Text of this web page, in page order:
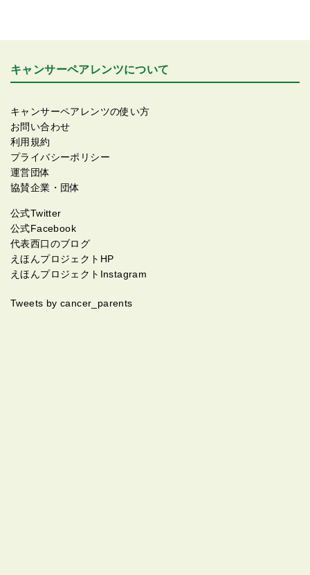
（笑） でも持病があっても長生きをすれば、主人の言葉は本
康と言うのかは疑問だけど（笑） 今でも時々、22歳も年上の
おじさんを選ばなくても、もっと若くて健康そうな、頑固じ
の男性を好きになる感じが分からない… 騙されても、やっぱ
り主人のことが好きで、この先万が一のことがあっても再婚
はしないと思うのです。 主人は再婚して欲しくないけど、私
の幸せを考えたら再婚もアリなのかな…とかつまらんこと考
えてますが、そんなこと考える暇があったら結婚式場を探し
て欲しいし、旅行の手配とか旅行のルートを考えて欲しいも
のです(｀･д･´)ﾌﾟﾝﾌﾟﾝ!! 私、行きたい場所はあるんだけど、
そこに行くまでの交通手段とか旅館を探したりとかが面倒臭
がりでイヤなんで(^^; そんな主人ですが。 一昨日から37℃台
の微熱が続いているらしくて、だるいらしいです。 一昨日の
日曜は外泊から病院に帰ってから熱が出たらしくて、ちょっ
と心配です。でも主治医の先生は全然心配していないと言う
ことなので、抗がん剤の副作用なのかな？？ オキシンコンチ
キャンサーペアレンツについて
キャンサーペアレンツの使い方
お問い合わせ
利用規約
プライバシーポリシー
運営団体
協賛企業・団体
公式Twitter
公式Facebook
代表西口のブログ
えほんプロジェクトHP
えほんプロジェクトInstagram
Tweets by cancer_parents